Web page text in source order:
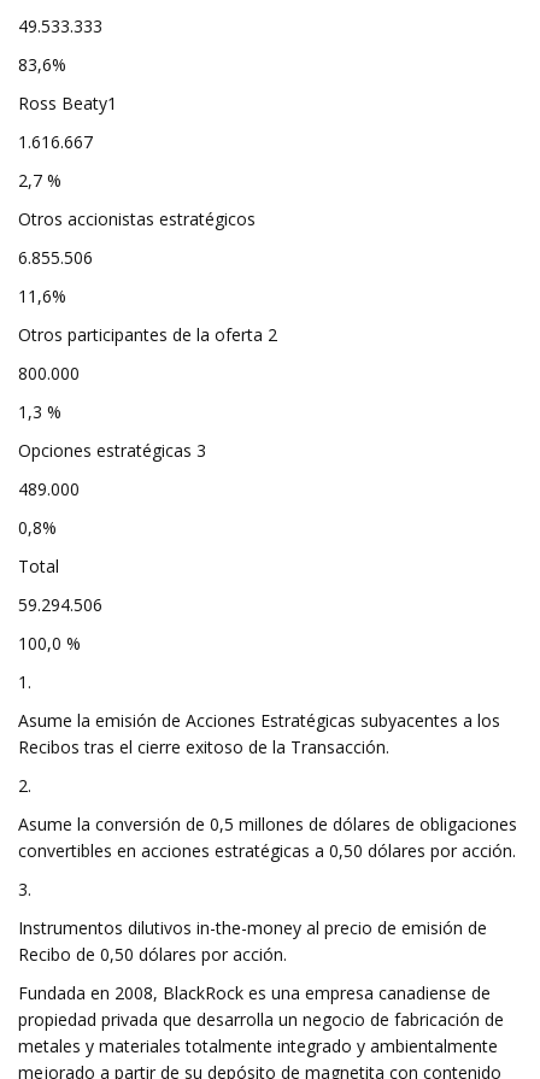
49.533.333
83,6%
Ross Beaty1
1.616.667
2,7 %
Otros accionistas estratégicos
6.855.506
11,6%
Otros participantes de la oferta 2
800.000
1,3 %
Opciones estratégicas 3
489.000
0,8%
Total
59.294.506
100,0 %
1.
Asume la emisión de Acciones Estratégicas subyacentes a los
Recibos tras el cierre exitoso de la Transacción.
2.
Asume la conversión de 0,5 millones de dólares de obligaciones
convertibles en acciones estratégicas a 0,50 dólares por acción.
3.
Instrumentos dilutivos in-the-money al precio de emisión de
Recibo de 0,50 dólares por acción.
Fundada en 2008, BlackRock es una empresa canadiense de
propiedad privada que desarrolla un negocio de fabricación de
metales y materiales totalmente integrado y ambientalmente
mejorado a partir de su depósito de magnetita con contenido